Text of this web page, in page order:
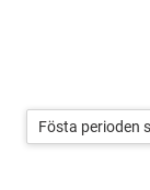
Fösta perioden